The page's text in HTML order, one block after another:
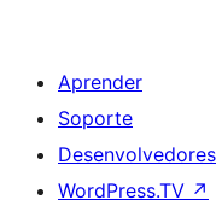
Aprender
Soporte
Desenvolvedores
WordPress.TV ↗